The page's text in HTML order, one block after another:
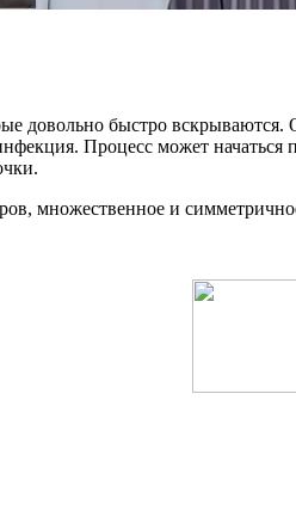
довольно быстро
Процесс может
множественное и